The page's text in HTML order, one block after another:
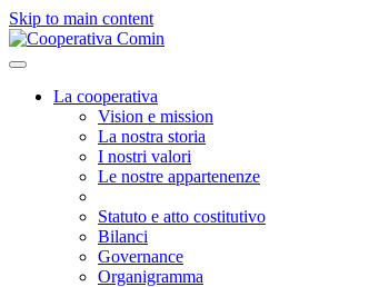
Skip to main content
La cooperativa
Vision e mission
La nostra storia
I nostri valori
Le nostre appartenenze
Statuto e atto costitutivo
Bilanci
Governance
Organigramma